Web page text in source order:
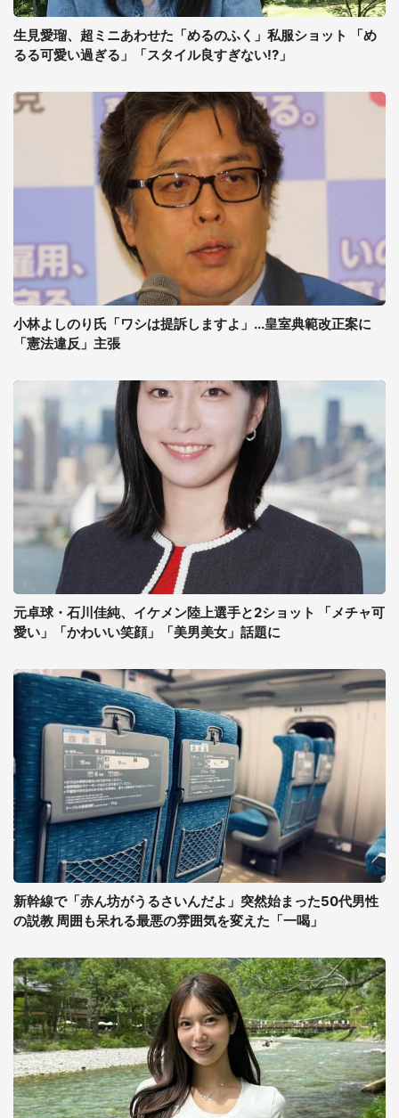
生見愛瑠、超ミニあわせた「めるのふく」私服ショット 「め
るる可愛い過ぎる」「スタイル良すぎない!?」
小林よしのり氏「ワシは提訴しますよ」...皇室典範改正案に
「憲法違反」主張
元卓球・石川佳純、イケメン陸上選手と2ショット 「メチャ可
愛い」「かわいい笑顔」「美男美女」話題に
新幹線で「赤ん坊がうるさいんだよ」突然始まった50代男性
の説教 周囲も呆れる最悪の雰囲気を変えた「一喝」